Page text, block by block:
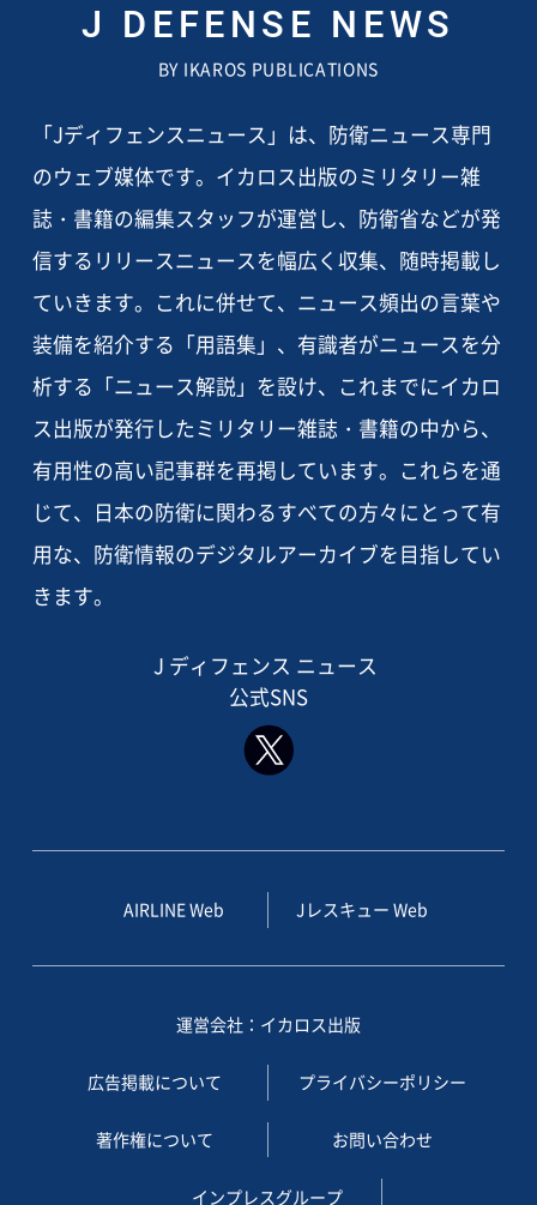
J DEFENSE NEWS
BY IKAROS PUBLICATIONS
「Jディフェンスニュース」は、防衛ニュース専門
のウェブ媒体です。イカロス出版のミリタリー雑
誌・書籍の編集スタッフが運営し、防衛省などが発
信するリリースニュースを幅広く収集、随時掲載し
ていきます。これに併せて、ニュース頻出の言葉や
装備を紹介する「用語集」、有識者がニュースを分
析する「ニュース解説」を設け、これまでにイカロ
ス出版が発行したミリタリー雑誌・書籍の中から、
有用性の高い記事群を再掲しています。これらを通
じて、日本の防衛に関わるすべての方々にとって有
用な、防衛情報のデジタルアーカイブを目指してい
きます。
J ディフェンス ニュース
公式SNS
AIRLINE Web Jレスキュー Web
運営会社：イカロス出版
広告掲載について プライバシーポリシー
著作権について お問い合わせ
インプレスグループ